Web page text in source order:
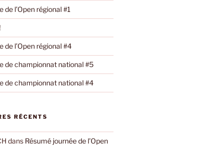
de l’Open régional #1
de l’Open régional #4
de championnat national #5
de championnat national #4
RÉCENTS
dans Résumé journée de l’Open